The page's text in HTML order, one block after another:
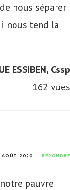
nous séparer
nous tend la
ESSIBEN, Cssp
162 vues
AOÛT 2020 RÉPONDRE
pauvre